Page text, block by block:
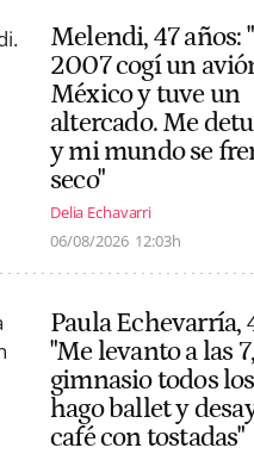
Melendi, 47 años:
2007 cogí un
México y tuve un
altercado. Me
y mi mundo se
seco"
Delia Echavarri
06/08/2026 12:03h
Paula Echevarría,
"Me levanto a las
gimnasio todos
hago ballet y
café con tostadas"